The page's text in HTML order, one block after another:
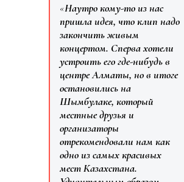
«Наутро кому-то из нас
пришла идея, что клип надо
закончить живым
концертом. Сперва хотели
устроить его где-нибудь в
центре Алматы, но в итоге
остановились на
Шымбулаке, который
местные друзья и
организаторы
отрекомендовали нам как
одно из самых красивых
мест Казахстана.